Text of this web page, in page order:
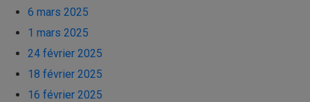
6 mars 2025
1 mars 2025
24 février 2025
18 février 2025
16 février 2025